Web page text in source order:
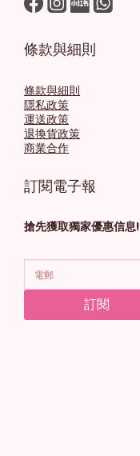
條款與細則
條款與細則
隱私政策
運送政策
退換貨政策
商業合作
訂閱電子報
搶先獲取獨家優惠信息!
訂閱